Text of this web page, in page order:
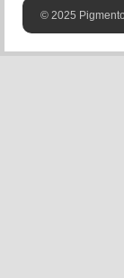
© 2025